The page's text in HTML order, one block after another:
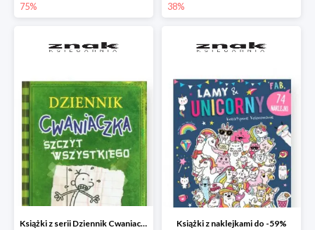
75% 38%
Książki z serii Dziennik Cwaniaczka Książki z naklejkami do -59%